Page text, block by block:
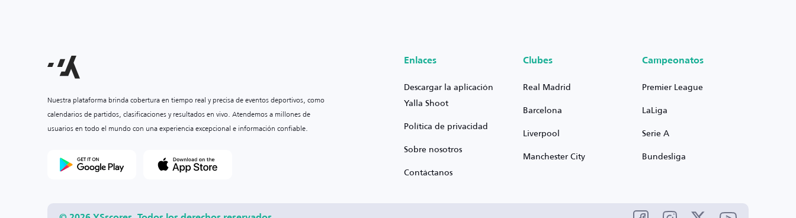
Nuestra plataforma brinda cobertura en tiempo real y precisa de eventos deportivos, como
calendarios de partidos, clasificaciones y resultados en vivo. Atendemos a millones de
usuarios en todo el mundo con una experiencia excepcional e información confiable.
Enlaces
Descargar la aplicación
Yalla Shoot
Política de privacidad
Sobre nosotros
Contáctanos
Clubes
Real Madrid
Barcelona
Liverpool
Manchester City
Campeonatos
Premier League
LaLiga
Serie A
Bundesliga